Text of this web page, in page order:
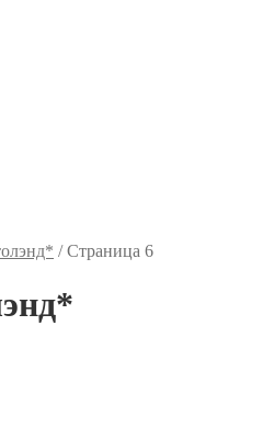
/Страница 6